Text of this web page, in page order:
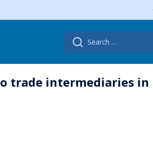
Search
for:
trade intermediaries in